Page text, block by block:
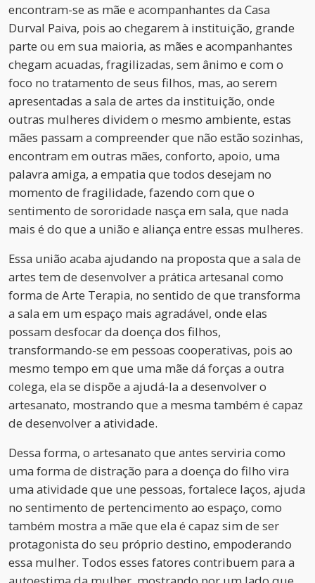
encontram-se as mãe e acompanhantes da Casa
Durval Paiva, pois ao chegarem à instituição, grande
parte ou em sua maioria, as mães e acompanhantes
chegam acuadas, fragilizadas, sem ânimo e com o
foco no tratamento de seus filhos, mas, ao serem
apresentadas a sala de artes da instituição, onde
outras mulheres dividem o mesmo ambiente, estas
mães passam a compreender que não estão sozinhas,
encontram em outras mães, conforto, apoio, uma
palavra amiga, a empatia que todos desejam no
momento de fragilidade, fazendo com que o
sentimento de sororidade nasça em sala, que nada
mais é do que a união e aliança entre essas mulheres.
Essa união acaba ajudando na proposta que a sala de
artes tem de desenvolver a prática artesanal como
forma de Arte Terapia, no sentido de que transforma
a sala em um espaço mais agradável, onde elas
possam desfocar da doença dos filhos,
transformando-se em pessoas cooperativas, pois ao
mesmo tempo em que uma mãe dá forças a outra
colega, ela se dispõe a ajudá-la a desenvolver o
artesanato, mostrando que a mesma também é capaz
de desenvolver a atividade.
Dessa forma, o artesanato que antes serviria como
uma forma de distração para a doença do filho vira
uma atividade que une pessoas, fortalece laços, ajuda
no sentimento de pertencimento ao espaço, como
também mostra a mãe que ela é capaz sim de ser
protagonista do seu próprio destino, empoderando
essa mulher. Todos esses fatores contribuem para a